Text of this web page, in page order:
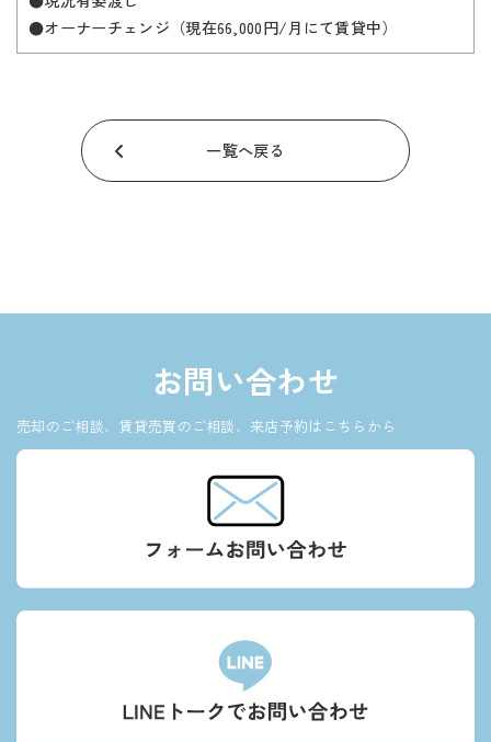
●オーナーチェンジ（現在66,000円/月にて賃貸中）
一覧へ戻る
お問い合わせ
売却のご相談、賃貸売買のご相談、来店予約はこちらから